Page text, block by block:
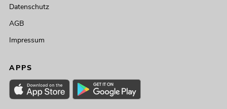
Datenschutz
AGB
Impressum
APPS